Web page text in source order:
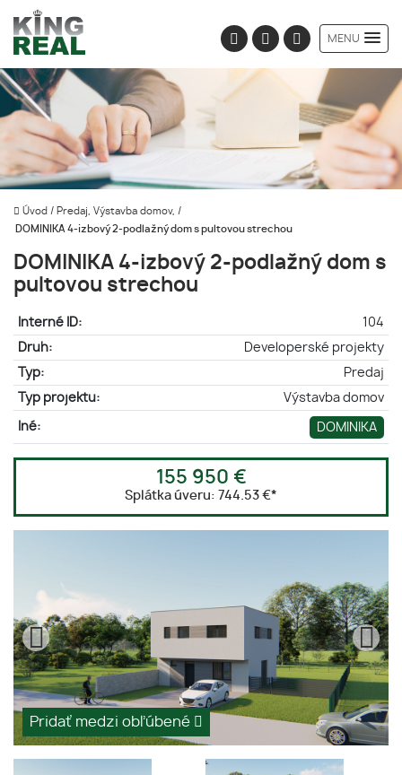
MENU
Úvod / Predaj, Výstavba domov, /
DOMINIKA 4-izbový 2-podlažný dom s pultovou strechou
DOMINIKA 4-izbový 2-podlažný dom s
pultovou strechou
Interné ID:
104
Druh:
Developerské projekty
Typ:
Predaj
Typ projektu:
Výstavba domov
Iné: DOMINIKA
155 950 €
Splátka úveru: 744.53 €*
Pridať medzi obľúbené